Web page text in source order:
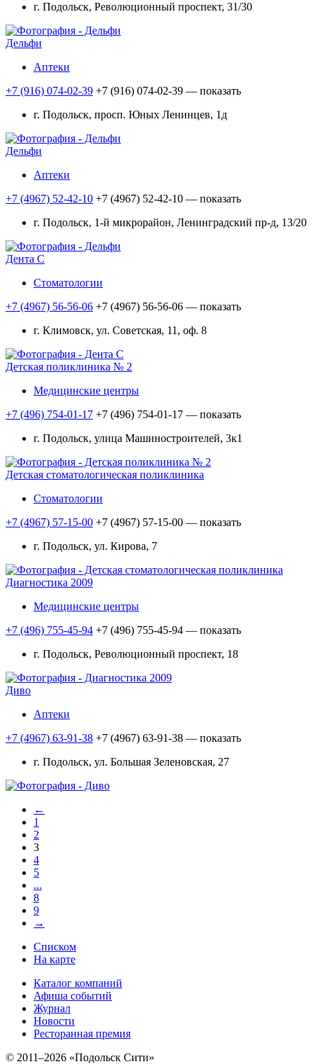
г. Подольск, Революционный проспект, 31/30
Дельфи
Аптеки
+7 (916) 074-02-39 +7 (916) 074-02-39 — показать
г. Подольск, просп. Юных Ленинцев, 1д
Дельфи
Аптеки
+7 (4967) 52-42-10 +7 (4967) 52-42-10 — показать
г. Подольск, 1-й микрорайон, Ленинградский пр-д, 13/20
Дента С
Стоматологии
+7 (4967) 56-56-06 +7 (4967) 56-56-06 — показать
г. Климовск, ул. Советская, 11, оф. 8
Детская поликлиника № 2
Медицинские центры
+7 (496) 754-01-17 +7 (496) 754-01-17 — показать
г. Подольск, улица Машиностроителей, 3к1
Детская стоматологическая поликлиника
Стоматологии
+7 (4967) 57-15-00 +7 (4967) 57-15-00 — показать
г. Подольск, ул. Кирова, 7
Диагностика 2009
Медицинские центры
+7 (496) 755-45-94 +7 (496) 755-45-94 — показать
г. Подольск, Революционный проспект, 18
Диво
Аптеки
+7 (4967) 63-91-38 +7 (4967) 63-91-38 — показать
г. Подольск, ул. Большая Зеленовская, 27
←
1
2
3
4
5
...
8
9
→
Списком
На карте
Каталог компаний
Афиша событий
Журнал
Новости
Ресторанная премия
© 2011–2026 «Подольск Сити»